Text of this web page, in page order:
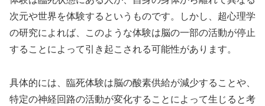
次元や世界を体験するというものです。しかし、超心理学
の研究によれば、このような体験は脳の一部の活動が停止
することによって引き起こされる可能性があります。
具体的には、臨死体験は脳の酸素供給が減少することや、
特定の神経回路の活動が変化することによって生じると考